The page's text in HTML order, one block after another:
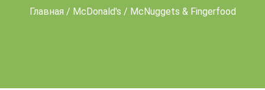
Главная / McDonald's / McNuggets & Fingerfood